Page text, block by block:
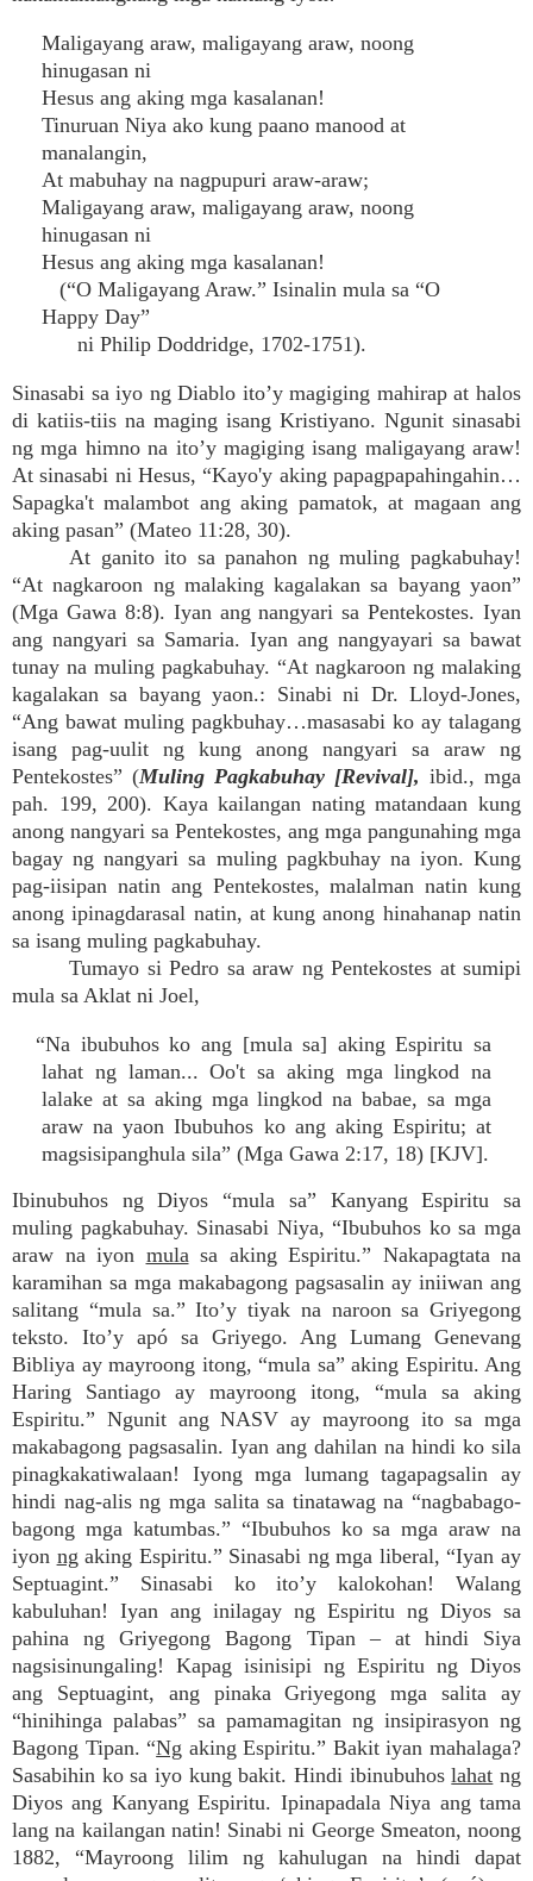
Maligayang araw, maligayang araw, noong
hinugasan ni
Hesus ang aking mga kasalanan!
Tinuruan Niya ako kung paano manood at
manalangin,
At mabuhay na nagpupuri araw-araw;
Maligayang araw, maligayang araw, noong
hinugasan ni
Hesus ang aking mga kasalanan!
(“O Maligayang Araw.” Isinalin mula sa “O
Happy Day”
ni Philip Doddridge, 1702-1751).
Sinasabi sa iyo ng Diablo ito’y magiging mahirap at halos
di katiis-tiis na maging isang Kristiyano. Ngunit sinasabi
ng mga himno na ito’y magiging isang maligayang araw!
At sinasabi ni Hesus, “Kayo'y aking papagpapahingahin…
Sapagka't malambot ang aking pamatok, at magaan ang
aking pasan” (Mateo 11:28, 30).
At ganito ito sa panahon ng muling pagkabuhay!
“At nagkaroon ng malaking kagalakan sa bayang yaon”
(Mga Gawa 8:8). Iyan ang nangyari sa Pentekostes. Iyan
ang nangyari sa Samaria. Iyan ang nangyayari sa bawat
tunay na muling pagkabuhay. “At nagkaroon ng malaking
kagalakan sa bayang yaon.: Sinabi ni Dr. Lloyd-Jones,
“Ang bawat muling pagkbuhay…masasabi ko ay talagang
isang pag-uulit ng kung anong nangyari sa araw ng
Pentekostes” (Muling Pagkabuhay [Revival], ibid., mga
pah. 199, 200). Kaya kailangan nating matandaan kung
anong nangyari sa Pentekostes, ang mga pangunahing mga
bagay ng nangyari sa muling pagkbuhay na iyon. Kung
pag-iisipan natin ang Pentekostes, malalman natin kung
anong ipinagdarasal natin, at kung anong hinahanap natin
sa isang muling pagkabuhay.
Tumayo si Pedro sa araw ng Pentekostes at sumipi
mula sa Aklat ni Joel,
“Na ibubuhos ko ang [mula sa] aking Espiritu sa
lahat ng laman... Oo't sa aking mga lingkod na
lalake at sa aking mga lingkod na babae, sa mga
araw na yaon Ibubuhos ko ang aking Espiritu; at
magsisipanghula sila” (Mga Gawa 2:17, 18) [KJV].
Ibinubuhos ng Diyos “mula sa” Kanyang Espiritu sa
muling pagkabuhay. Sinasabi Niya, “Ibubuhos ko sa mga
araw na iyon mulasa aking Espiritu.” Nakapagtata na
karamihan sa mga makabagong pagsasalin ay iniiwan ang
salitang “mula sa.” Ito’y tiyak na naroon sa Griyegong
teksto. Ito’y apó sa Griyego. Ang Lumang Genevang
Bibliya ay mayroong itong, “mula sa” aking Espiritu. Ang
Haring Santiago ay mayroong itong, “mula sa aking
Espiritu.” Ngunit ang NASV ay mayroong ito sa mga
makabagong pagsasalin. Iyan ang dahilan na hindi ko sila
pinagkakatiwalaan! Iyong mga lumang tagapagsalin ay
hindi nag-alis ng mga salita sa tinatawag na “nagbabago-
bagong mga katumbas.” “Ibubuhos ko sa mga araw na
iyon ng aking Espiritu.” Sinasabi ng mga liberal, “Iyan ay
Septuagint.” Sinasabi ko ito’y kalokohan! Walang
kabuluhan! Iyan ang inilagay ng Espiritu ng Diyos sa
pahina ng Griyegong Bagong Tipan – at hindi Siya
nagsisinungaling! Kapag isinisipi ng Espiritu ng Diyos
ang Septuagint, ang pinaka Griyegong mga salita ay
“hinihinga palabas” sa pamamagitan ng insipirasyon ng
Bagong Tipan. “Ng aking Espiritu.” Bakit iyan mahalaga?
Sasabihin ko sa iyo kung bakit. Hindi ibinubuhoslahat ng
Diyos ang Kanyang Espiritu. Ipinapadala Niya ang tama
lang na kailangan natin! Sinabi ni George Smeaton, noong
1882, “Mayroong lilim ng kahulugan na hindi dapat